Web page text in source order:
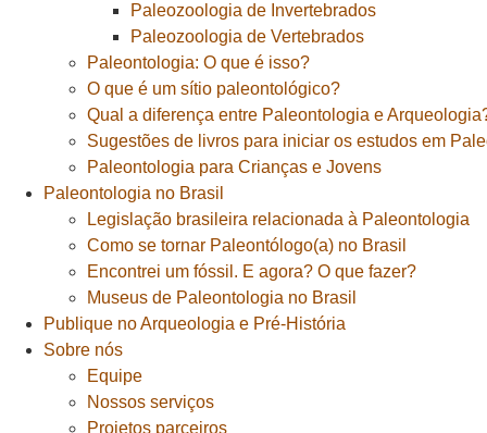
Paleozoologia de Invertebrados
Paleozoologia de Vertebrados
Paleontologia: O que é isso?
O que é um sítio paleontológico?
Qual a diferença entre Paleontologia e
Sugestões de livros para iniciar os estudos em
Paleontologia para Crianças e Jovens
Paleontologia no Brasil
Legislação brasileira relacionada à Paleontologia
Como se tornar Paleontólogo(a) no Brasil
Encontrei um fóssil. E agora? O que fazer?
Museus de Paleontologia no Brasil
Publique no Arqueologia e Pré-História
Sobre nós
Equipe
Nossos serviços
Projetos parceiros